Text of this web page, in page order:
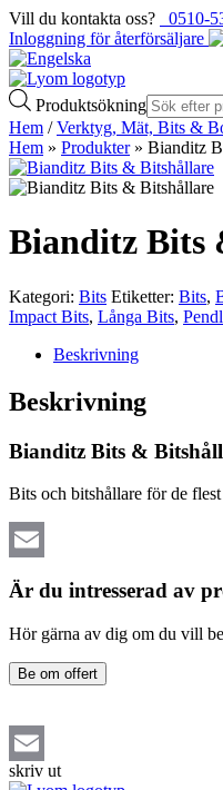
Vill du kontakta oss? 0510-
Inloggning för återförsäljare
Produktsökning
Hem /Verktyg, Mät, Bits &
Hem » Produkter» Bianditz
Bianditz Bits
Kategori: Bits Etiketter: Bits,
Impact Bits, Långa Bits,
Beskrivning
Beskrivning
Bianditz Bits &
Bits och bitshållare för de
Email
Är du intresserad av
Hör gärna av dig om du vill
Be om offert
Email
skriv ut